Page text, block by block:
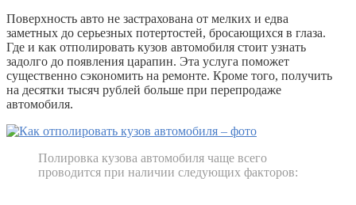
Поверхность авто не застрахована от мелких и едва
заметных до серьезных потертостей, бросающихся в глаза.
Где и как отполировать кузов автомобиля стоит узнать
задолго до появления царапин. Эта услуга поможет
существенно сэкономить на ремонте. Кроме того, получить
на десятки тысяч рублей больше при перепродаже
автомобиля.
Полировка кузова автомобиля чаще всего
проводится при наличии следующих факторов: